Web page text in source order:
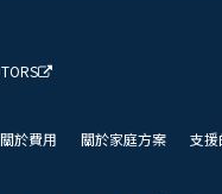
關於費用 關於家庭方案 支援